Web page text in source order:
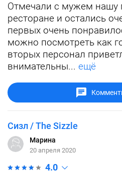
Отмечали с мужем нашу
ресторане и остались
первых очень
можно посмотреть как
вторых персонал
внимательны... ещё
Сизл / The Sizzle
Марина
20 апреля 2020
4.0